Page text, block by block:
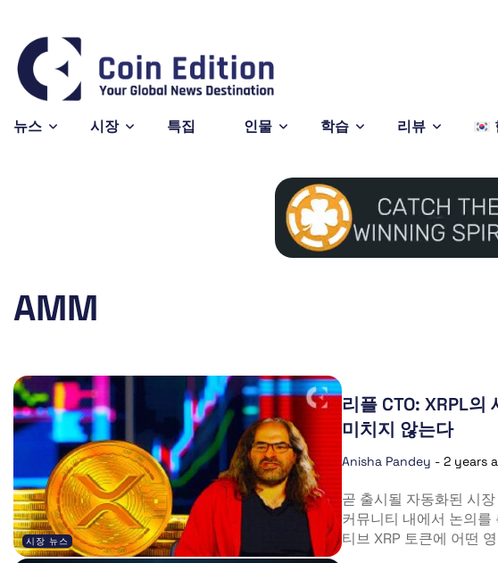
뉴스 시장 특집 인물 학습 리뷰
AMM
시장 뉴스
리플 CTO: XRPL
미치지 않는다
Anisha Pandey - 2 years
곧 출시될 자동화된 시
커뮤니티 내에서 논의를
티브 XRP 토큰에 어떤